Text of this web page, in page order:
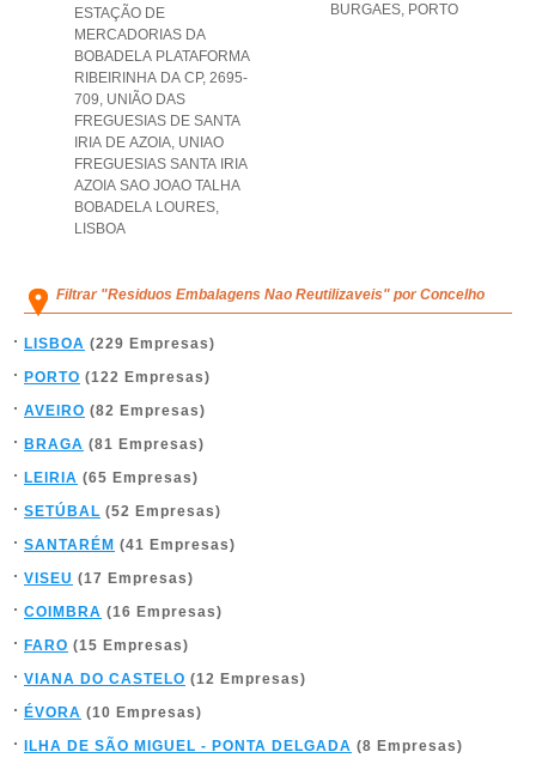
ESTAÇÃO DE
MERCADORIAS DA
BOBADELA PLATAFORMA
RIBEIRINHA DA CP, 2695-
709, UNIÃO DAS
FREGUESIAS DE SANTA
IRIA DE AZOIA, UNIAO
FREGUESIAS SANTA IRIA
AZOIA SAO JOAO TALHA
BOBADELA LOURES,
LISBOA
BURGAES, PORTO
Filtrar "Residuos Embalagens Nao Reutilizaveis" por Concelho
LISBOA (229 Empresas)
PORTO (122 Empresas)
AVEIRO (82 Empresas)
BRAGA (81 Empresas)
LEIRIA (65 Empresas)
SETÚBAL (52 Empresas)
SANTARÉM (41 Empresas)
VISEU (17 Empresas)
COIMBRA (16 Empresas)
FARO (15 Empresas)
VIANA DO CASTELO (12 Empresas)
ÉVORA (10 Empresas)
ILHA DE SÃO MIGUEL - PONTA DELGADA (8 Empresas)